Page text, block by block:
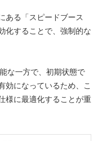
ある「スピードブース
化することで、強制的な
な一方で、初期状態で
効になっているため、こ
様に最適化することが重